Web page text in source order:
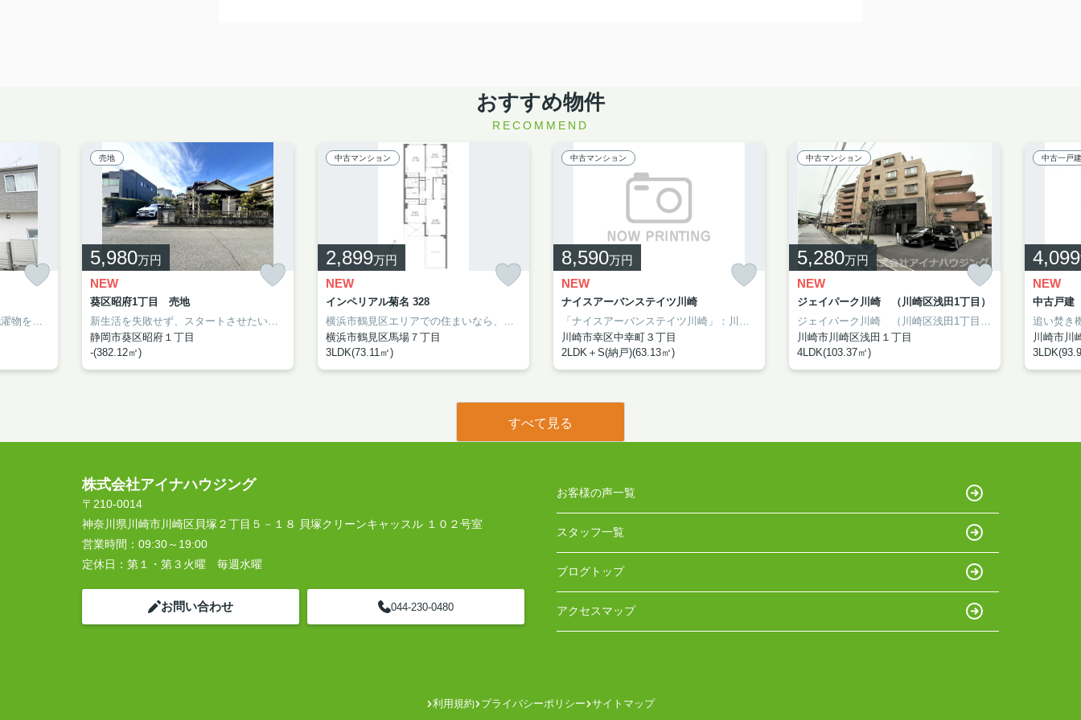
おすすめ物件
RECOMMEND
浴室乾燥機のあるお風呂場は洗濯物を干すときにも便利です。来訪者の顔が見えるTVインターホン付き。内装リフォーム済みなので、新しくなった住まいで生活を始めることができます。4,480万円の物件価格で経済的にもゆとりのある生活が可能。アイナハウジングが、横浜市鶴見区での心地良い暮らしを現実にさせます。ご要望や見学のご予約は、info@aina-housing.co.jpから受け付けております。
売地
5,980万円
NEW
葵区昭府1丁目 売地
新生活を失敗せず、スタートさせたいならこちらの「葵区昭府1丁目 売地」はいかがでしょうか。日々の暮らしに便利なEvery BIGDAY(エブリィ ビッグデー) 昭府店(スーパー)まで383mです。周辺環境も良好なエリアにある売地です。静岡市葵区で土地をお探しなら、アイナハウジングにお任せください。
静岡市葵区昭府１丁目
-(382.12㎡)
中古マンション
2,899万円
NEW
インペリアル菊名 328
横浜市鶴見区エリアでの住まいなら、住み心地も快適な「インペリアル菊名」はいかがでしょうか。13.41㎡の広さのバルコニー付き物件です。お引っ越しなら、菊名近くをご検討ください。アイナハウジングまでのお問い合わせは、044-230-0480、またはinfo@aina-housing.co.jpまでお待ちしております。
横浜市鶴見区馬場７丁目
3LDK(73.11㎡)
中古マンション
8,590万円
NEW
ナイスアーバンステイツ川崎
「ナイスアーバンステイツ川崎」：川崎市幸区エリアの新居にピッタリ。使い方も様々な、利便性の高いサービスルーム付き2SLDK物件。駅から徒歩6分の物件です。利便性の高い生活ができる川崎周辺で住まいをお求めになるのなら、アイナハウジングにご連絡下さい。044-230-0480からお問い合わせをお待ちしております。
川崎市幸区中幸町３丁目
2LDK＋S(納戸)(63.13㎡)
中古マンション
5,280万円
NEW
ジェイパーク川崎 （川崎区浅田1丁目）
ジェイパーク川崎 （川崎区浅田1丁目）：南武線小田栄駅にも近くて便利。専有面積103.37㎡もあるので有効活用しましょう。バルコニーが2面付いています。中古マンションなら、物件の購入もスムーズです。川崎市川崎区で新しい住環境をお探しなら、南武線小田栄近くでお求め下さい。アイナハウジングにご来店をお待ちしております。
川崎市川崎区浅田１丁目
4LDK(103.37㎡)
中古一戸建
4,099
NEW
中古戸建
川崎市川
すべて見る
株式会社アイナハウジング
〒210-0014
神奈川県川崎市川崎区貝塚２丁目５－１８ 貝塚クリーンキャッスル １０２号室
営業時間： 09:30～19:00
定休日： 第１・第３火曜 毎週水曜
お問い合わせ 044-230-0480
お客様の声一覧
スタッフ一覧
ブログトップ
アクセスマップ
利用規約 プライバシーポリシー サイトマップ